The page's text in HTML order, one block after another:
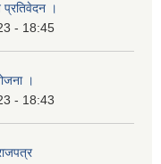
प्रतिवेदन ।
- 18:45
।
- 18:43